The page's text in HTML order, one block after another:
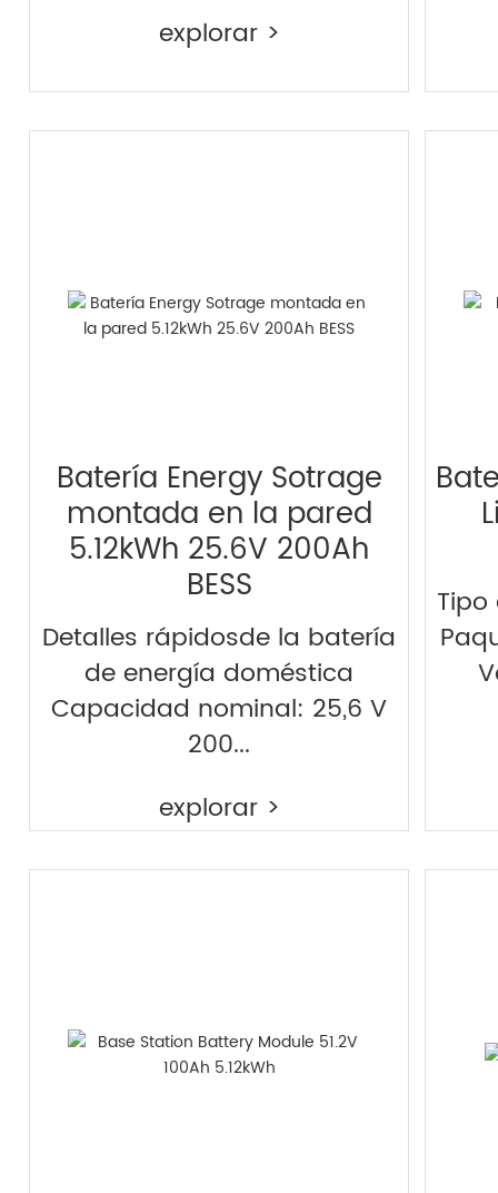
explorar >
Batería Energy Sotrage
montada en la pared
5.12kWh 25.6V 200Ah
BESS
Detalles rápidosde la batería
de energía doméstica
Capacidad nominal: 25,6 V
200...
explorar >
Tipo